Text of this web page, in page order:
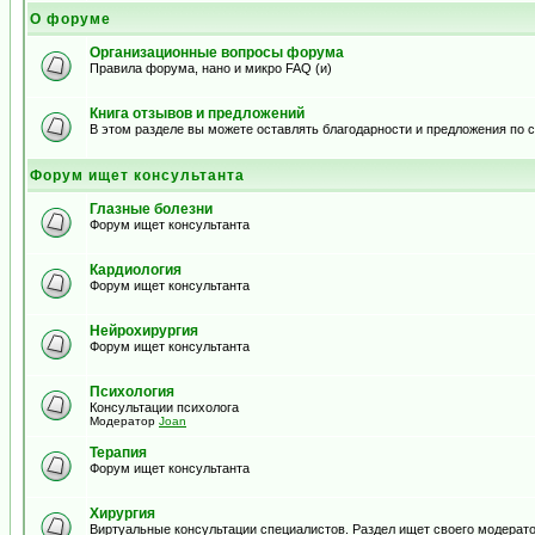
О форуме
Организационные вопросы форума
Правила форума, нано и микро FAQ (и)
Книга отзывов и предложений
В этом разделе вы можете оставлять благодарности и предложения
Форум ищет консультанта
Глазные болезни
Форум ищет консультанта
Кардиология
Форум ищет консультанта
Нейрохирургия
Форум ищет консультанта
Психология
Консультации психолога
Модератор Joan
Терапия
Форум ищет консультанта
Хирургия
Виртуальные консультации специалистов. Раздел ищет своего